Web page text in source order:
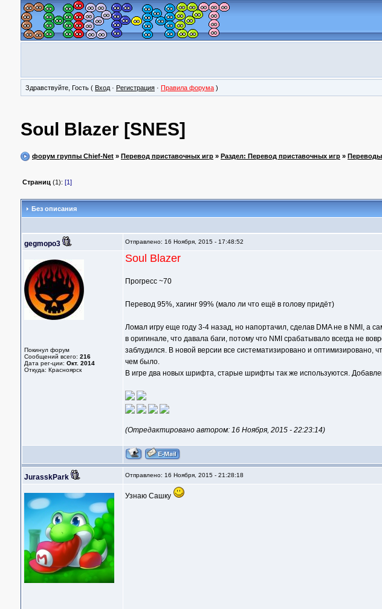
Здравствуйте, Гость ( Вход · Регистрация · Правила форума )
Soul Blazer [SNES]
форум группы Chief-Net » Перевод приставочных игр » Раздел: Перевод приставочных игр » Переводы
Страниц (1): [1]
Без описания
gegmopo3 Отправлено: 16 Ноября, 2015 - 17:48:52
Покинул форум
Сообщений всего: 216
Дата рег-ции: Окт. 2014
Откуда: Красноярск
Soul Blazer
Прогресс ~70
Перевод 95%, хагинг 99% (мало ли что ещё в голову придёт)
Ломал игру еще году 3-4 назад, но напортачил, сделав DMA не в NMI, а
в оригинале, что давала баги, потому что NMI срабатывало всегда не
заблудился. В новой версии все систематизировано и оптимизировано,
чем было.
В игре два новых шрифта, старые шрифты так же используются.
(Отредактировано автором: 16 Ноября, 2015 - 22:23:14)
JurasskPark Отправлено: 16 Ноября, 2015 - 21:28:18
Узнаю Сашку